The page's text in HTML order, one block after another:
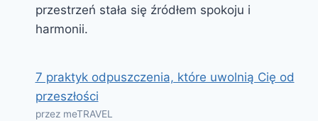
przestrzeń stała się źródłem spokoju i
harmonii.
7 praktyk odpuszczenia, które uwolnią Cię od
przeszłości
przez meTRAVEL